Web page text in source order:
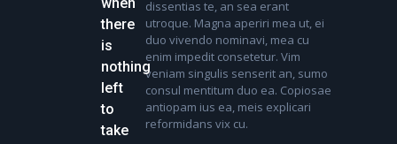
there
is
nothing
left
to
take
dissentias te, an sea erant
utroque. Magna aperiri mea ut, ei
duo vivendo nominavi, mea cu
enim impedit consetetur. Vim
veniam singulis senserit an, sumo
consul mentitum duo ea. Copiosae
antiopam ius ea, meis explicari
reformidans vix cu.